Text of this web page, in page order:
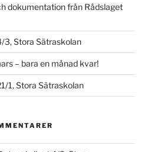
dokumentation från Rådslaget
3, Stora Sätraskolan
– bara en månad kvar!
1, Stora Sätraskolan